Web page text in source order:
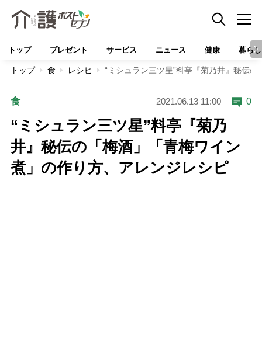
トップ プレゼント サービス ニュース 健康 暮らし
トップ 食 レシピ “ミシュラン三ツ星”料亭『菊乃井』秘伝
食 2021.06.13 11:00 0
“ミシュラン三ツ星”料亭『菊乃
井』秘伝の「梅酒」「青梅ワイン
煮」の作り方、アレンジレシピ